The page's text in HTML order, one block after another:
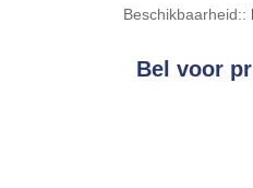
Beschikbaarheid::
Bel voor